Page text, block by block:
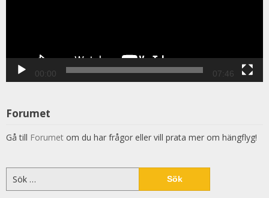
00:00 07:46
Forumet
Gå till Forumet om du har frågor eller vill prata mer om hängflyg!
efter: